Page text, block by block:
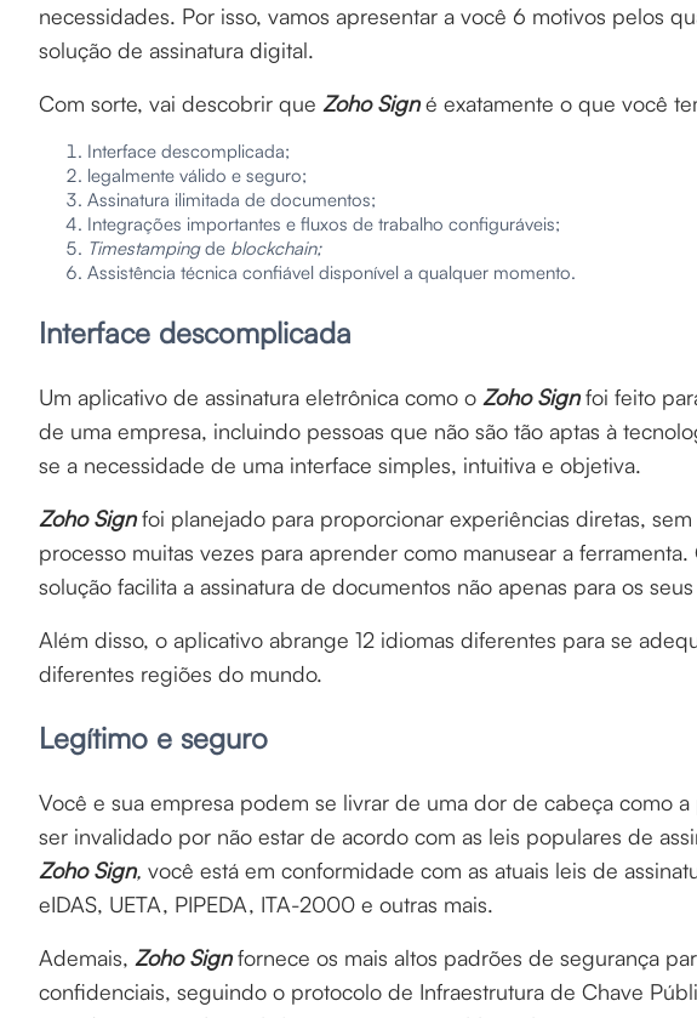
necessidades. Por isso, vamos apresentar a você 6 motivos pelos
solução de assinatura digital.
Com sorte, vai descobrir que Zoho Signé exatamente o que você
Interface descomplicada;
legalmente válido e seguro;
Assinatura ilimitada de documentos;
Integrações importantes e fluxos de trabalho configuráveis;
Timestampingde blockchain;
Assistência técnica confiável disponível a qualquer momento.
Interface descomplicada
Um aplicativo de assinatura eletrônica como o Zoho Signfoi feito
de uma empresa, incluindo pessoas que não são tão aptas à
se a necessidade de uma interface simples, intuitiva e objetiva.
Zoho Signfoi planejado para proporcionar experiências diretas,
processo muitas vezes para aprender como manusear a
solução facilita a assinatura de documentos não apenas para os
Além disso, o aplicativo abrange 12 idiomas diferentes para se
diferentes regiões do mundo.
Legítimo e seguro
Você e sua empresa podem se livrar de uma dor de cabeça como
ser invalidado por não estar de acordo com as leis populares de
Zoho Sign, você está em conformidade com as atuais leis de
eIDAS, UETA, PIPEDA, ITA-2000 e outras mais.
Ademais, Zoho Signfornece os mais altos padrões de segurança
confidenciais, seguindo o protocolo de Infraestrutura de Chave